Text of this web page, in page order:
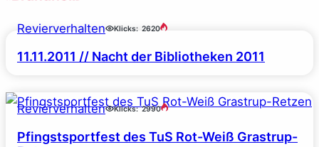
Revierverhalten Klicks: 2620
11.11.2011 // Nacht der Bibliotheken 2011
Revierverhalten Klicks: 2990
Pfingstsportfest des TuS Rot-Weiß Grastrup-